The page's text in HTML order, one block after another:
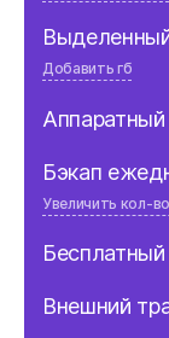
$5.89/мес
Добавить гб
$1.89/мес за
Аппаратный
Бэкап
Увеличить кол-
$1.99/мес
Внешний